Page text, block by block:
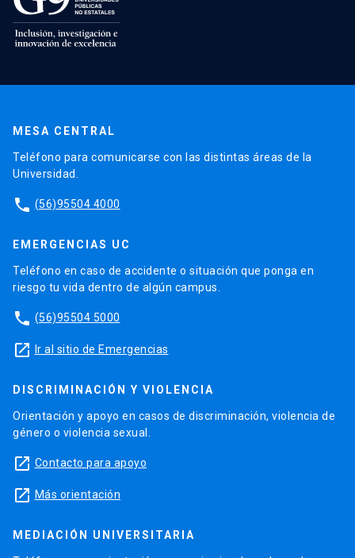
MESA CENTRAL
Teléfono para comunicarse con las distintas áreas de la
Universidad.
phone (56)95504 4000
EMERGENCIAS UC
Teléfono en caso de accidente o situación que ponga en
riesgo tu vida dentro de algún campus.
phone (56)95504 5000
launch Ir al sitio de Emergencias
DISCRIMINACIÓN Y VIOLENCIA
Orientación y apoyo en casos de discriminación, violencia de
género o violencia sexual.
launch Contacto para apoyo
launch Más orientación
MEDIACIÓN UNIVERSITARIA